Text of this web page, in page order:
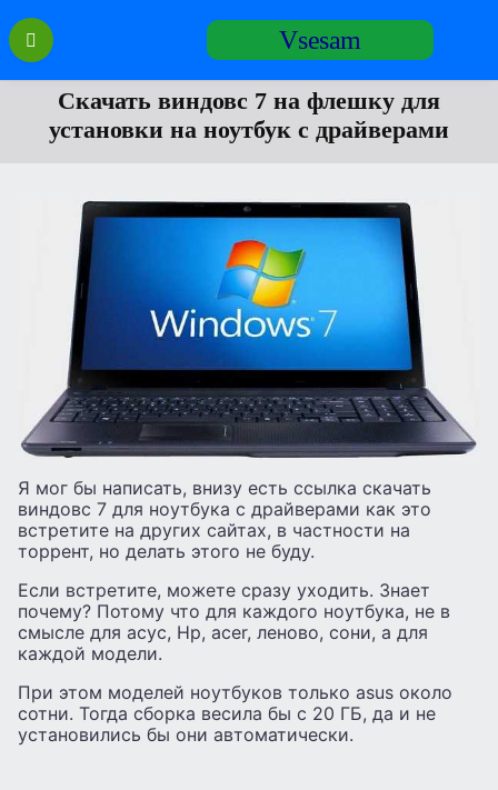
Перейти
содержанию
Vsesam
Скачать виндовс 7 на флешку для
установки на ноутбук с драйверами
Я мог бы написать, внизу есть ссылка скачать
виндовс 7 для ноутбука с драйверами как это
встретите на других сайтах, в частности на
торрент, но делать этого не буду.
Если встретите, можете сразу уходить. Знает
почему? Потому что для каждого ноутбука, не в
смысле для асус, Hp, acer, леново, сони, а для
каждой модели.
При этом моделей ноутбуков только asus около
сотни. Тогда сборка весила бы с 20 ГБ, да и не
установились бы они автоматически.